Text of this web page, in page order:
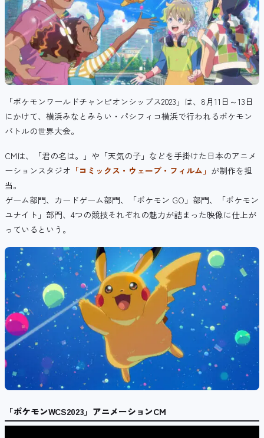
「ポケモンワールドチャンピオンシップス2023」は、8月11日～13日
にかけて、横浜みなとみらい・パシフィコ横浜で行われるポケモン
バトルの世界大会。
CMは、「君の名は。」や「天気の子」などを手掛けた日本のアニメ
ーションスタジオ 「コミックス・ウェーブ・フィルム」 が制作を担
当。
ゲーム部門、カードゲーム部門、「ポケモン GO」部門、「ポケモン
ユナイト」部門、4つの競技それぞれの魅力が詰まった映像に仕上が
っているという。
「ポケモンWCS2023」アニメーションCM